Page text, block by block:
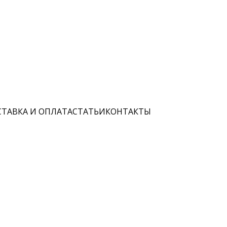
И ОПЛАТАСТАТЬИКОНТАКТЫ